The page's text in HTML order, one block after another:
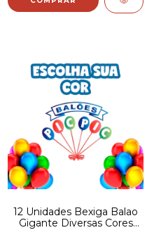
12 Unidades Bexiga Balao
Gigante Diversas Cores